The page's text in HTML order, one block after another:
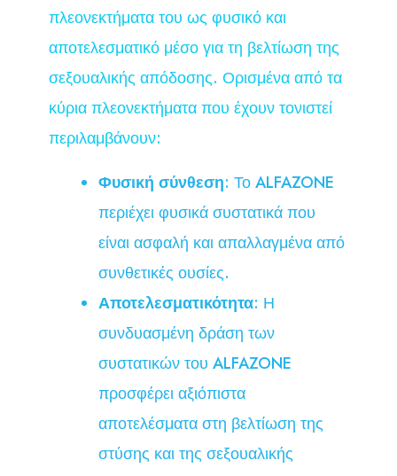
πλεονεκτήματα του ως φυσικό και
αποτελεσματικό μέσο για τη βελτίωση της
σεξουαλικής απόδοσης. Ορισμένα από τα
κύρια πλεονεκτήματα που έχουν τονιστεί
περιλαμβάνουν:
Φυσική σύνθεση: Το ALFAZONE
περιέχει φυσικά συστατικά που
είναι ασφαλή και απαλλαγμένα από
συνθετικές ουσίες.
Αποτελεσματικότητα: Η
συνδυασμένη δράση των
συστατικών του ALFAZONE
προσφέρει αξιόπιστα
αποτελέσματα στη βελτίωση της
στύσης και της σεξουαλικής